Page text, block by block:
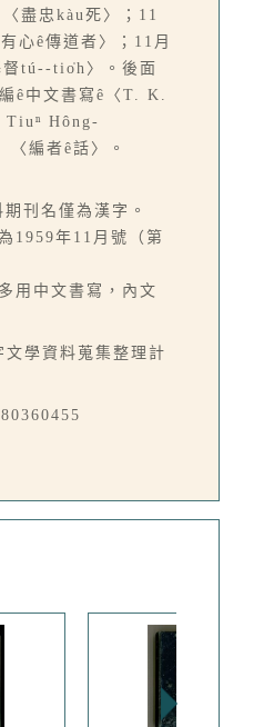
盡忠kàu死〉；11
心ê傳道者〉；11月
督tú--tio̍h〉。後面
ê中文書寫ê〈T. K.
Tiuⁿ Hông-
編者ê話〉。
刊名僅為漢字。
1959年11月號（第
用中文書寫，內文
文學資料蒐集整理計